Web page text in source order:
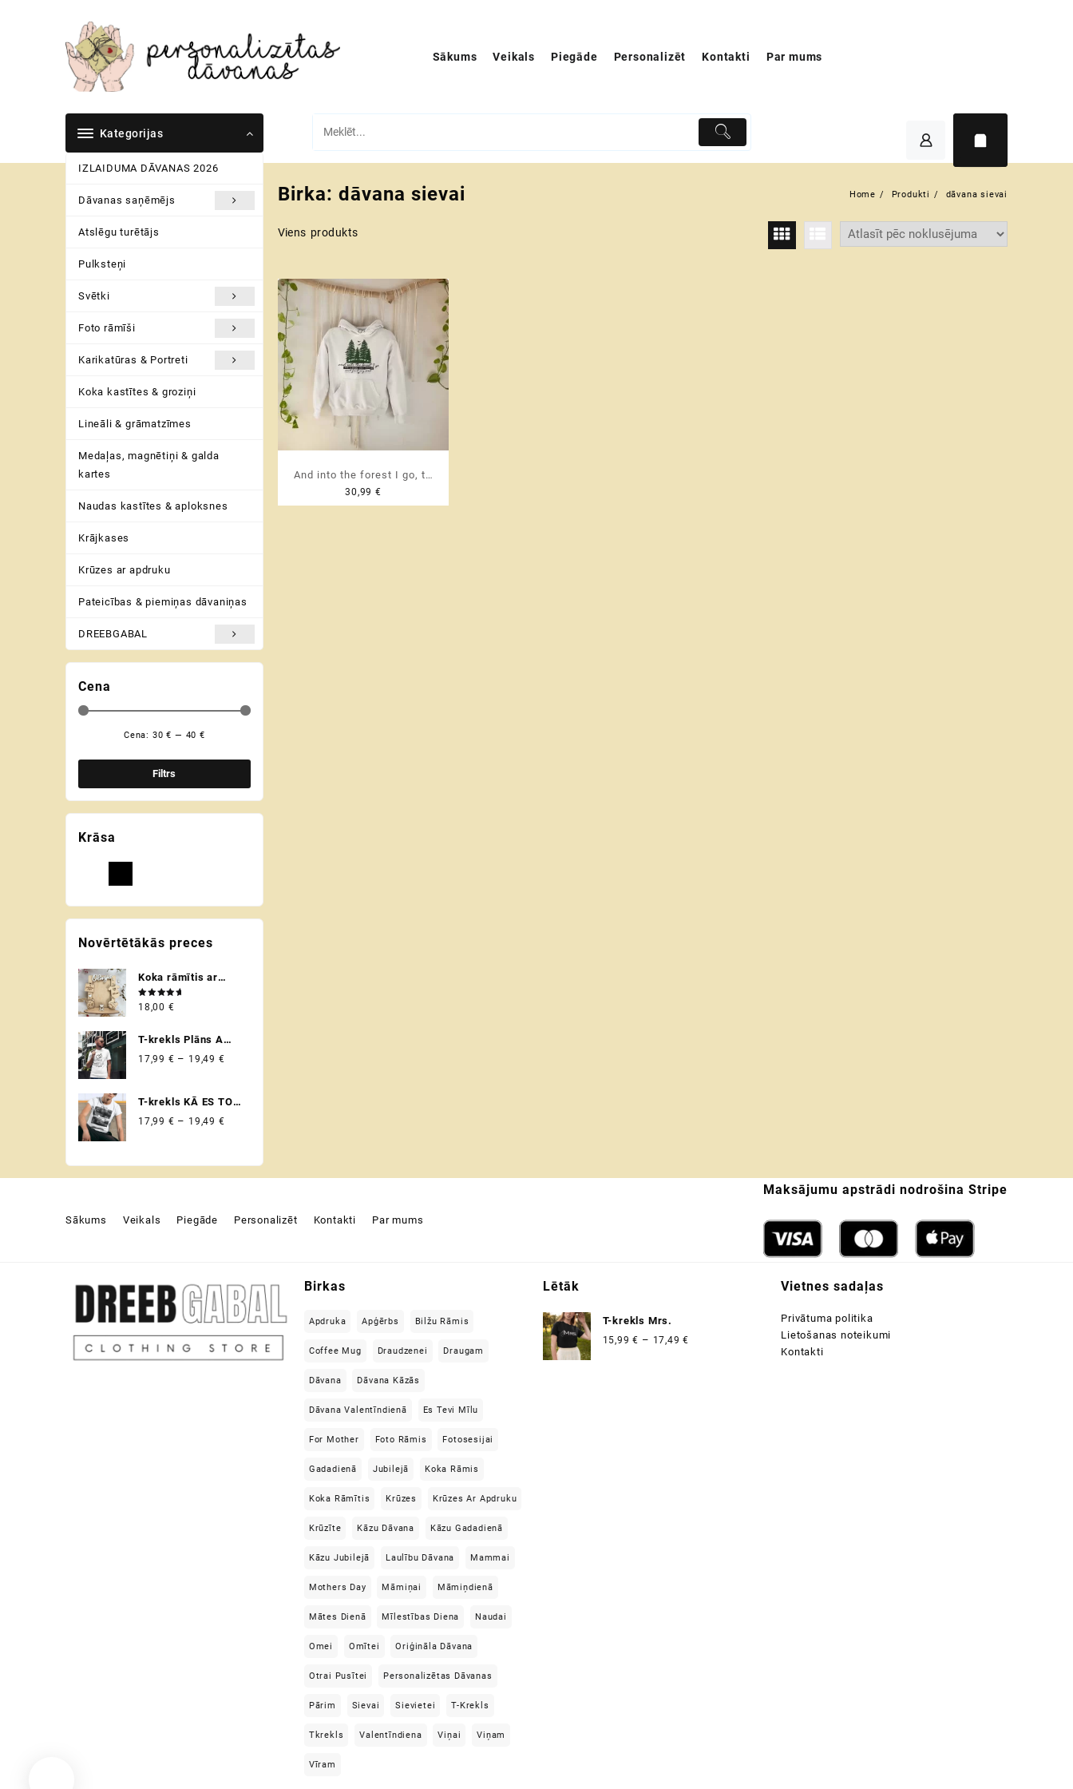
Sākums Veikals Piegāde Personalizēt Kontakti Par mums
Kategorijas
IZLAIDUMA DĀVANAS 2026
Dāvanas saņēmējs
Atslēgu turētājs
Pulksteņi
Svētki
Foto rāmīši
Karikatūras & Portreti
Koka kastītes & groziņi
Lineāli & grāmatzīmes
Medaļas, magnētiņi & galda
kartes
Naudas kastītes & aploksnes
Krājkases
Krūzes ar apdruku
Pateicības & piemiņas dāvaniņas
DREEBGABAL
Birka: dāvana sievai Home Produkti dāvana sievai
Viens produkts
And into the forest I go, to
lose my mind and find my
30,99 €
Cena
Filtrs
Cena: 30 € — 40 €
Krāsa
Novērtētākās preces
Koka rāmītis ar
bērna dzimšanas
parametriem /
personalizēta
dāvana raudzībās
Novērtēts
ar 5.00
18,00 €
T-krekls Plāns A
Plāns B
17,99 € – 19,49 €
through
T-krekls KĀ ES TO
REDZU KĀ TO REDZ
17,99 € – 19,49 €
Sākums Veikals Piegāde Personalizēt Kontakti Par mums
Maksājumu apstrādi nodrošina Stripe
Birkas
Apdruka Apģērbs Bilžu Rāmis
Coffee Mug Draudzenei Draugam
Dāvana Dāvana Kāzās
Dāvana Valentīndienā Es Tevi Mīlu
For Mother Foto Rāmis Fotosesijai
Gadadienā Jubilejā Koka Rāmis
Koka Rāmītis Krūzes Krūzes Ar Apdruku
Krūzīte Kāzu Dāvana Kāzu Gadadienā
Kāzu Jubilejā Laulību Dāvana Mammai
Mothers Day Māmiņai Māmiņdienā
Mātes Dienā Mīlestības Diena Naudai
Omei Omītei Oriģināla Dāvana
Otrai Pusītei Personalizētas Dāvanas
Pārim Sievai Sievietei T-Krekls
Tkrekls Valentīndiena Viņai Viņam
Vīram
Lētāk
T-krekls Mrs.
15,99€ – 17,49€
Vietnes sadaļas
Privātuma politika
Lietošanas noteikumi
Kontakti